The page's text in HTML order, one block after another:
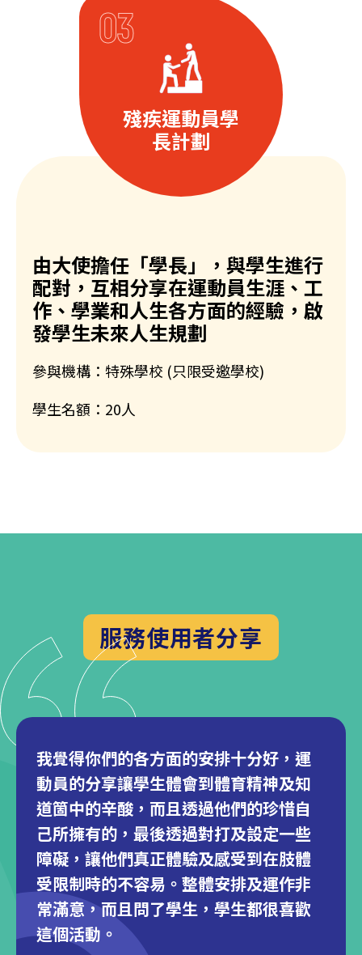
殘疾運動員學
長計劃
由大使擔任「學長」，與學生進行
配對，互相分享在運動員生涯、工
作、學業和人生各方面的經驗，啟
發學生未來人生規劃
參與機構：特殊學校 (只限受邀學校)
學生名額：20人
服務使用者分享
我覺得你們的各方面的安排十分好，運
動員的分享讓學生體會到體育精神及知
道箇中的辛酸，而且透過他們的珍惜自
己所擁有的，最後透過對打及設定一些
障礙，讓他們真正體驗及感受到在肢體
受限制時的不容易。整體安排及運作非
常滿意，而且問了學生，學生都很喜歡
這個活動。